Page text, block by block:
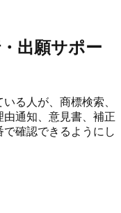
出願サポー
る人が、商標検索、
通知、意見書、補正
確認できるようにし